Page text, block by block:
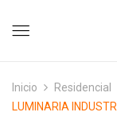
Inicio Residencial
LUMINARIA